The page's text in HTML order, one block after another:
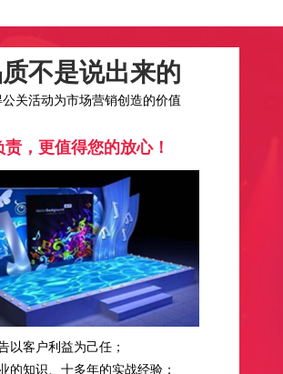
不是说出来的
关活动为市场营销创造的价值
责，更值得您的放心！
以客户利益为己任；
的知识、十多年的实战经验；